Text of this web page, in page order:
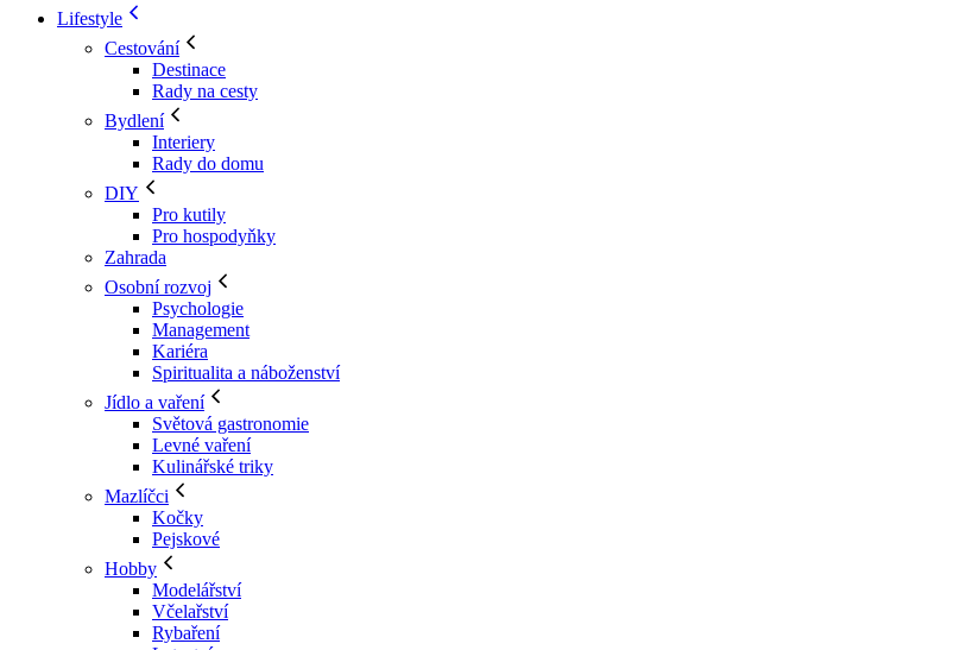
Lifestyle
Cestování
Destinace
Rady na cesty
Bydlení
Interiery
Rady do domu
DIY
Pro kutily
Pro hospodyňky
Zahrada
Osobní rozvoj
Psychologie
Management
Kariéra
Spiritualita a náboženství
Jídlo a vaření
Světová gastronomie
Levné vaření
Kulinářské triky
Mazlíčci
Kočky
Pejskové
Hobby
Modelářství
Včelařství
Rybaření